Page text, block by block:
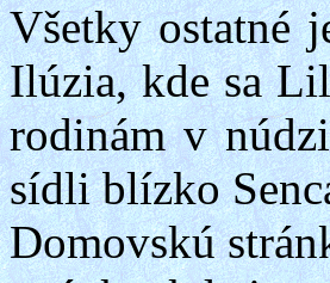
Všetky ostatné
Ilúzia, kde sa
rodinám v
sídli blízko
Domovskú